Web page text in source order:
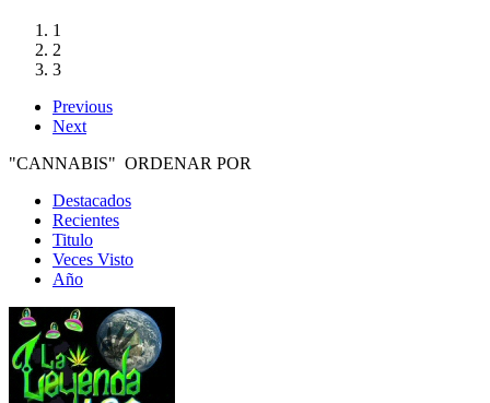
1
2
3
Previous
Next
"CANNABIS" ORDENAR POR
Destacados
Recientes
Titulo
Veces Visto
Año